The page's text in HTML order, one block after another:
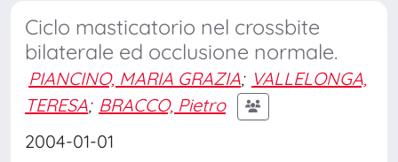
Ciclo masticatorio nel crossbite
bilaterale ed occlusione normale.
PIANCINO, MARIA GRAZIA; VALLELONGA,
TERESA; BRACCO, Pietro
2004-01-01